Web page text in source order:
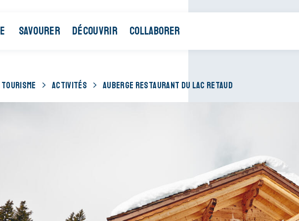
SAVOURER DÉCOUVRIR COLLABORER
TOURISME ACTIVITÉS AUBERGE RESTAURANT DU LAC RETAUD